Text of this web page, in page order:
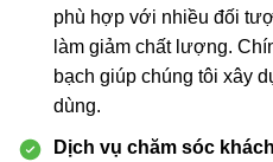
phù hợp với nhiều đối
làm giảm chất lượng.
bạch giúp chúng tôi xây
dùng.
Dịch vụ chăm sóc